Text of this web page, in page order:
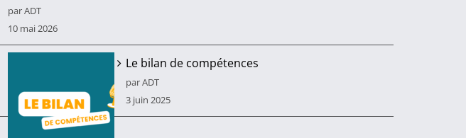
par ADT
10 mai 2026
Le bilan de compétences
par ADT
3 juin 2025